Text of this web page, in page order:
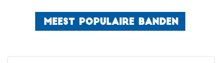
MEEST POPULAIRE BANDEN